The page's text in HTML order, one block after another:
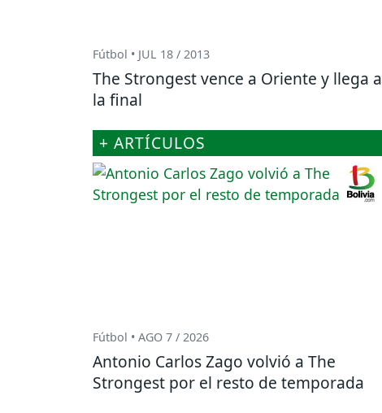
Fútbol • JUL 18 / 2013
The Strongest vence a Oriente y llega a
la final
+ ARTÍCULOS
Fútbol • AGO 7 / 2026
Antonio Carlos Zago volvió a The
Strongest por el resto de temporada